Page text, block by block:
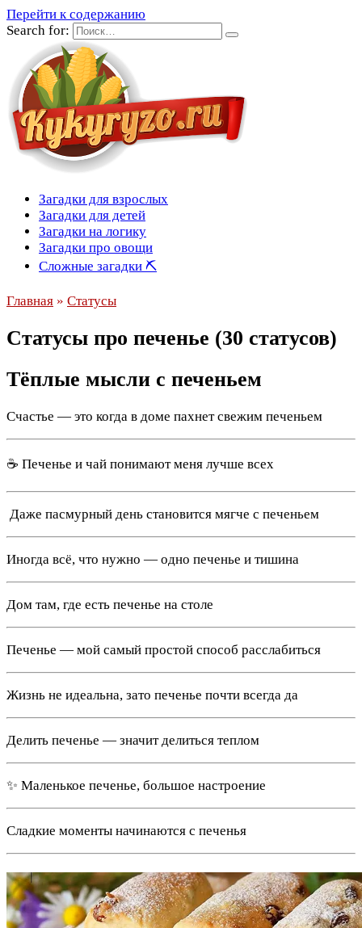
Перейти к содержанию
Search for:
Загадки для взрослых
Загадки для детей
Загадки на логику
Загадки про овощи
Сложные загадки ⛏
Главная » Статусы
Статусы про печенье (30 статусов)
Тёплые мысли с печеньем
Счастье — это когда в доме пахнет свежим печеньем
☕ Печенье и чай понимают меня лучше всех
️ Даже пасмурный день становится мягче с печеньем
Иногда всё, что нужно — одно печенье и тишина
Дом там, где есть печенье на столе
Печенье — мой самый простой способ расслабиться
Жизнь не идеальна, зато печенье почти всегда да
Делить печенье — значит делиться теплом
✨ Маленькое печенье, большое настроение
Сладкие моменты начинаются с печенья